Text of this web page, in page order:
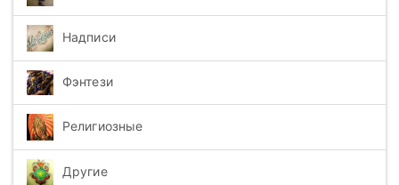
Надписи
Фэнтези
Религиозные
Другие